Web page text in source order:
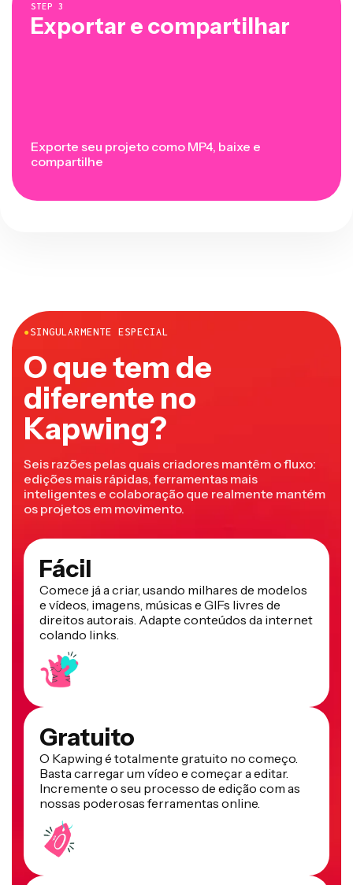
STEP 3
Exportar e compartilhar
Exporte seu projeto como MP4, baixe e
compartilhe
●SINGULARMENTE ESPECIAL
O que tem de
diferente no
Kapwing?
Seis razões pelas quais criadores mantêm o fluxo:
edições mais rápidas, ferramentas mais
inteligentes e colaboração que realmente mantém
os projetos em movimento.
Fácil
Comece já a criar, usando milhares de modelos
e vídeos, imagens, músicas e GIFs livres de
direitos autorais. Adapte conteúdos da internet
colando links.
Gratuito
O Kapwing é totalmente gratuito no começo.
Basta carregar um vídeo e começar a editar.
Incremente o seu processo de edição com as
nossas poderosas ferramentas online.